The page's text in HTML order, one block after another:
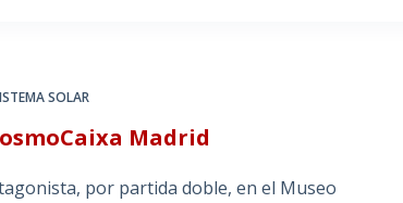
SOLAR
Madrid
por partida doble, en el Museo